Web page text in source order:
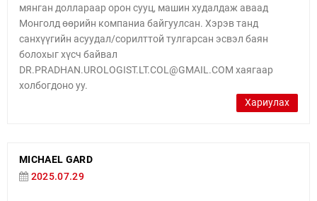
мянган доллараар орон сууц, машин худалдаж аваад
Монголд өөрийн компаниа байгуулсан. Хэрэв танд
санхүүгийн асуудал/сорилттой тулгарсан эсвэл баян
болохыг хүсч байвал
DR.PRADHAN.UROLOGIST.LT.COL@GMAIL.COM хаягаар
холбогдоно уу.
Хариулах
MICHAEL GARD
2025.07.29